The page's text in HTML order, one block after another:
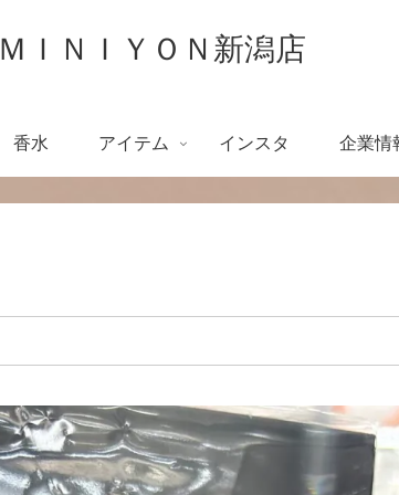
ＭＩＮＩＹＯＮ新潟店
香水 アイテム インスタ 企業情